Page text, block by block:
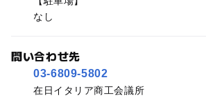
なし
問い合わせ先
03-6809-5802
在日イタリア商工会議所